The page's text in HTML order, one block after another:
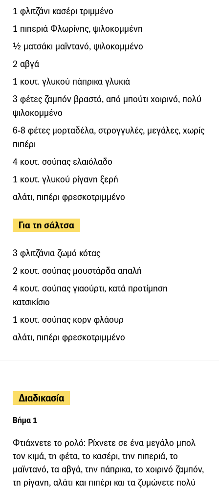
1 φλιτζάνι κασέρι τριμμένο
1 πιπεριά Φλωρίνης, ψιλοκομμένη
½ ματσάκι μαϊντανό, ψιλοκομμένο
2 αβγά
1 κουτ. γλυκού πάπρικα γλυκιά
3 φέτες ζαμπόν βραστό, από μπούτι χοιρινό, πολύ
ψιλοκομμένο
6-8 φέτες μορταδέλα, στρογγυλές, μεγάλες, χωρίς
πιπέρι
4 κουτ. σούπας ελαιόλαδο
1 κουτ. γλυκού ρίγανη ξερή
αλάτι, πιπέρι φρεσκοτριμμένο
Για τη σάλτσα
3 φλιτζάνια ζωμό κότας
2 κουτ. σούπας μουστάρδα απαλή
4 κουτ. σούπας γιαούρτι, κατά προτίμηση
κατσικίσιο
1 κουτ. σούπας κορν φλάουρ
αλάτι, πιπέρι φρεσκοτριμμένο
Διαδικασία
Βήμα 1
Φτιάχνετε το ρολό: Ρίχνετε σε ένα μεγάλο μπολ
τον κιμά, τη φέτα, το κασέρι, την πιπεριά, το
μαϊντανό, τα αβγά, την πάπρικα, το χοιρινό ζαμπόν,
τη ρίγανη, αλάτι και πιπέρι και τα ζυμώνετε πολύ